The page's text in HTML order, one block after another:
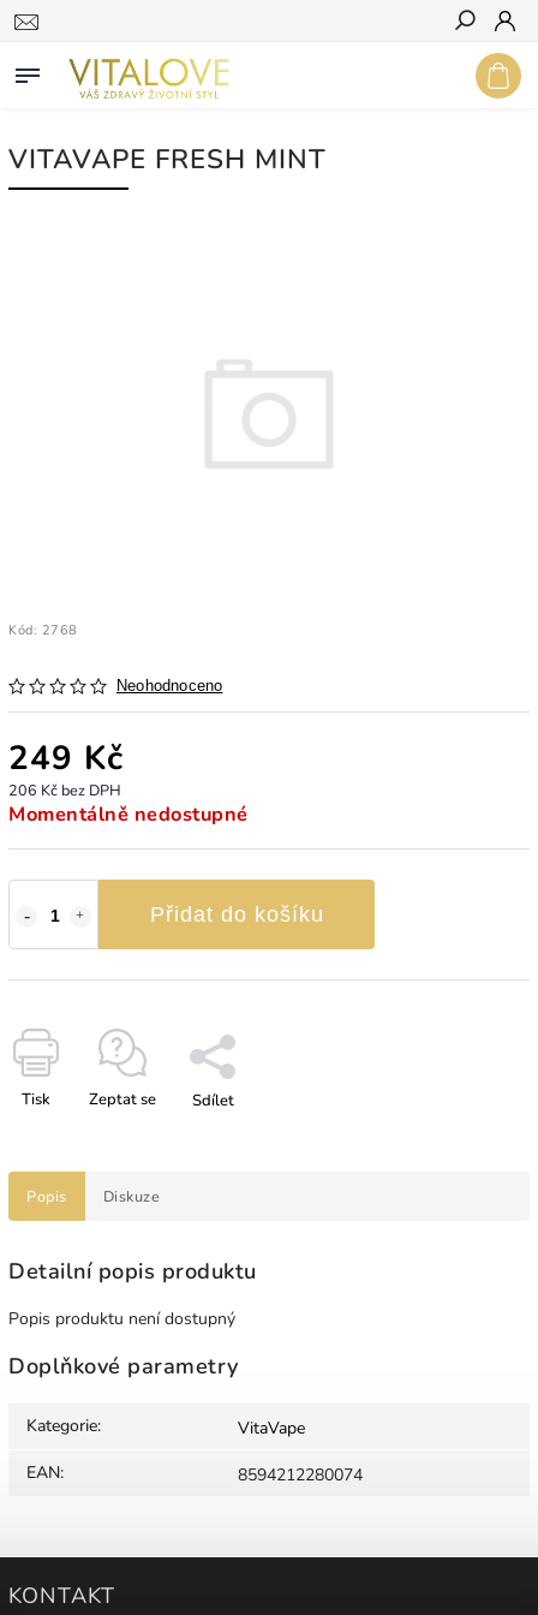
Hledat
VITAVAPE FRESH MINT
Kód: 2768
Neohodnoceno
249 Kč
206 Kč bez DPH
Momentálně nedostupné
Přidat do košíku
Tisk Zeptat se Sdílet
Popis Diskuze
Detailní popis produktu
Popis produktu není dostupný
Doplňkové parametry
Kategorie:
VitaVape
EAN: 8594212280074
KONTAKT